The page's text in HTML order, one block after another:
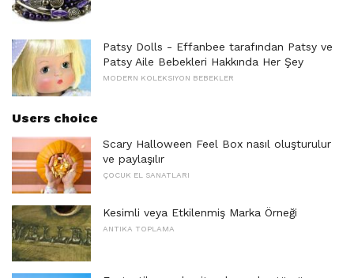
Patsy Dolls - Effanbee tarafından Patsy ve
Patsy Aile Bebekleri Hakkında Her Şey
MODERN KOLEKSIYON BEBEKLER
Users choice
Scary Halloween Feel Box nasıl oluşturulur
ve paylaşılır
ÇOCUK EL SANATLARI
Kesimli veya Etkilenmiş Marka Örneği
ANTIKA TOPLAMA